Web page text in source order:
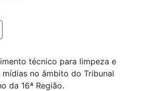
técnico para limpeza e
no âmbito do Tribunal
da 16ª Região.